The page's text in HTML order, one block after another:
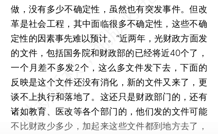
做，没有多少不确定性，虽然也有突发事件。但改
革是社会工程，其中面临很多不确定性，这些不确
定性的因素事先难以预计。“近两年，光财政方面发
的文件，包括国务院和财政部的已经将近40个了，
一个月差不多发2个，这么多文件发下去，下面的
反映是这个文件还没有消化，新的文件又来了，更
谈不上执行和落地了。这还只是财政部门的，还有
诸如教育、医改等各个部门的，他们发的文件可能
不比财政少多少，加起来这些文件都到地方去了，